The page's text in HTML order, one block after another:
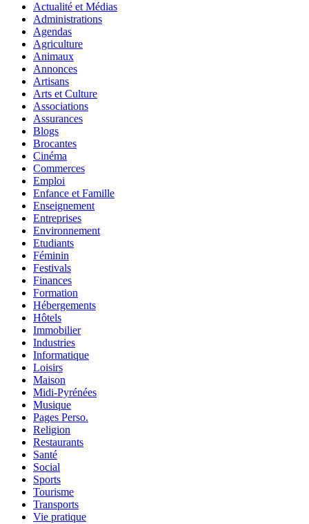
Actualité et Médias
Administrations
Agendas
Agriculture
Animaux
Annonces
Artisans
Arts et Culture
Associations
Assurances
Blogs
Brocantes
Cinéma
Commerces
Emploi
Enfance et Famille
Enseignement
Entreprises
Environnement
Etudiants
Féminin
Festivals
Finances
Formation
Hébergements
Hôtels
Immobilier
Industries
Informatique
Loisirs
Maison
Midi-Pyrénées
Musique
Pages Perso.
Religion
Restaurants
Santé
Social
Sports
Tourisme
Transports
Vie pratique